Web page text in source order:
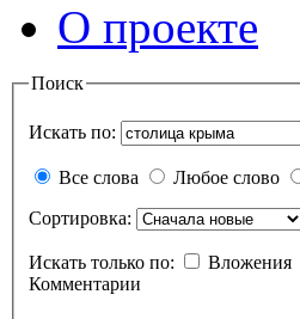
О проекте
Поиск
Искать по:
Все слова Любое слово
Сортировка:
Искать только по: Вложения
Комментарии